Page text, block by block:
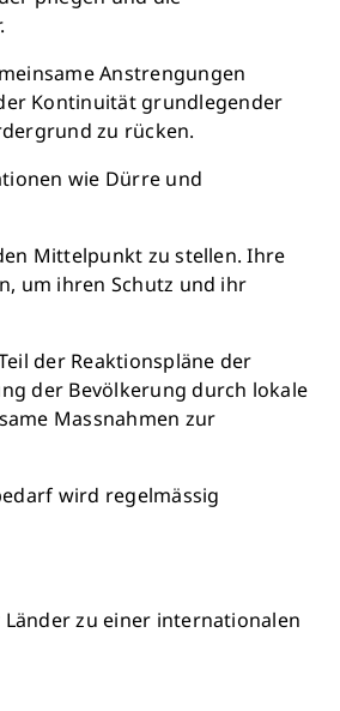
Anstrengungen
Kontinuität grundlegender
zu rücken.
wie Dürre und
Mittelpunkt zu stellen. Ihre
um ihren Schutz und ihr
der Reaktionspläne der
der Bevölkerung durch lokale
Massnahmen zur
wird regelmässig
Länder zu einer internationalen